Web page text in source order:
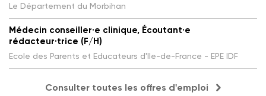
Le Département du Morbihan
Médecin conseiller·e clinique, Écoutant·e
rédacteur·trice (F/H)
Ecole des Parents et Educateurs d'Ile-de-France - EPE IDF
Consulter toutes les offres d'emploi